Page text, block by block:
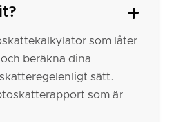
som låter
beräkna dina
sätt.
som är